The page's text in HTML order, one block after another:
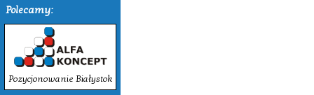
Polecamy:
Pozycjonowanie Białystok